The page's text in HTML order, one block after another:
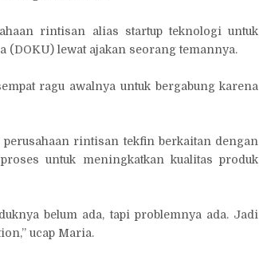
rintisan alias startup teknologi untuk
(DOKU) lewat ajakan seorang temannya.
ragu awalnya untuk bergabung karena
perusahaan rintisan tekfin berkaitan dengan
untuk meningkatkan kualitas produk
belum ada, tapi problemnya ada. Jadi
ucap Maria.